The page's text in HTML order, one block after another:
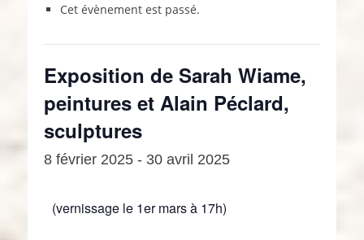
Cet évènement est passé.
Exposition de Sarah Wiame,
peintures et Alain Péclard,
sculptures
8 février 2025 - 30 avril 2025
(vernissage le 1er mars à 17h)